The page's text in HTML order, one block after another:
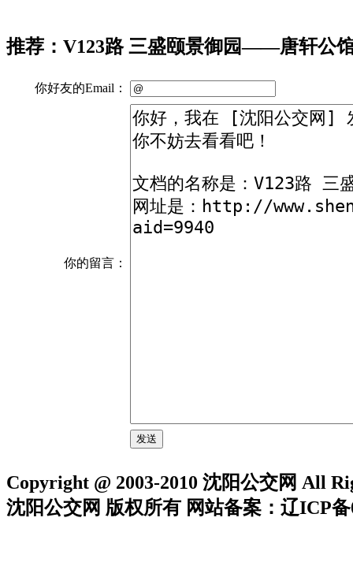
推荐：V123路 三盛颐景御园——唐轩公
你好友的Email：
你的留言：
Copyright @ 2003-2010 沈阳公交网 All
沈阳公交网 版权所有 网站备案：辽ICP